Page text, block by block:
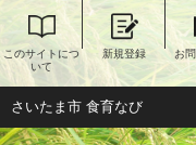
このサイトにつ
いて
新規登録 お
さいたま市 食育なび